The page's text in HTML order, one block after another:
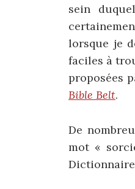
sein
lorsque je
faciles à
proposées
Bible Belt.
De
mot «